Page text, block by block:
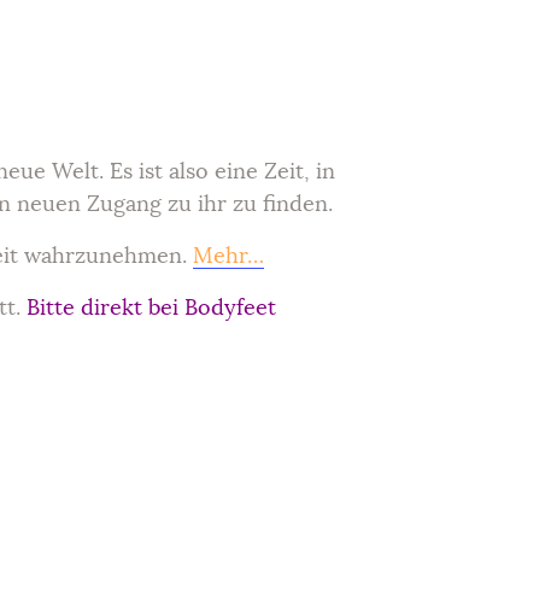
Welt. Es ist also eine Zeit, in
neuen Zugang zu ihr zu finden.
wahrzunehmen. Mehr…
Bitte direkt bei Bodyfeet